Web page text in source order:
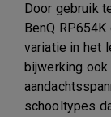
Door gebruik
BenQ
variatie in het
bijwerking
schooltypes